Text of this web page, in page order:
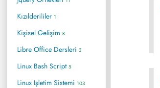
Kızılderililer 1
Kişisel Gelişim 8
Libre Office Dersleri 3
Linux Bash Script 5
Linux Işletim Sistemi 103